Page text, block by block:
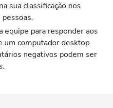
sua classificação nos
equipe para responder aos
um computador desktop
negativos podem ser